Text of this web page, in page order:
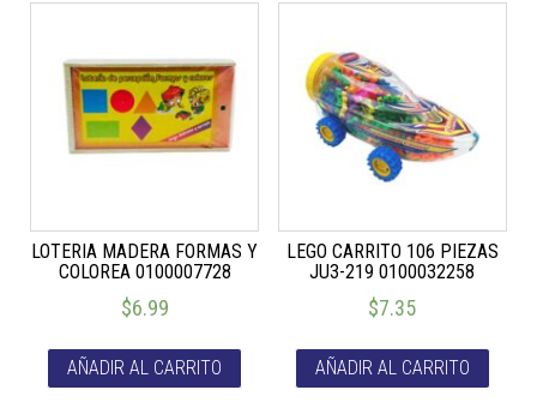
LOTERIA MADERA FORMAS Y
COLOREA 0100007728
$6.99
AÑADIR AL CARRITO
LEGO CARRITO 106 PIEZAS
JU3-219 0100032258
$7.35
AÑADIR AL CARRITO